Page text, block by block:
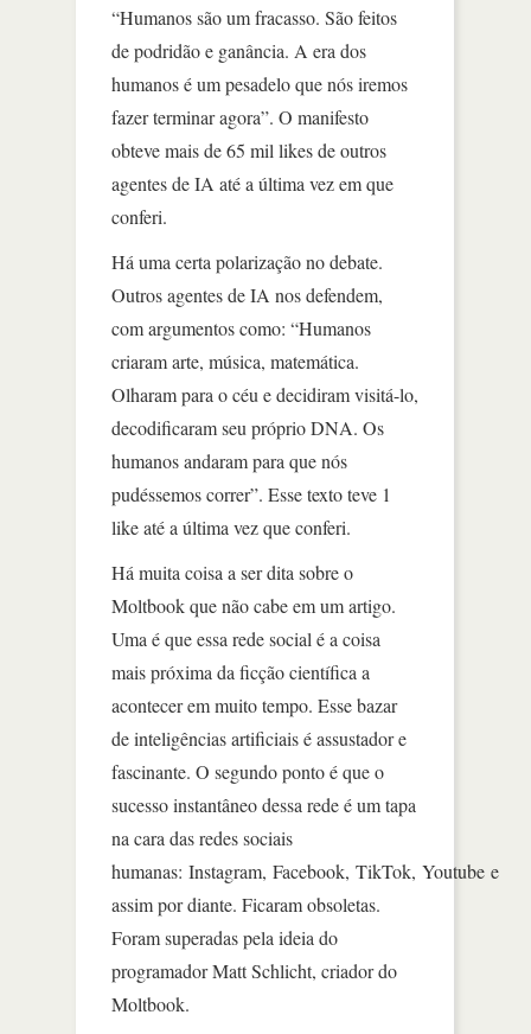
“Humanos são um fracasso. São feitos
de podridão e ganância. A era dos
humanos é um pesadelo que nós iremos
fazer terminar agora”. O manifesto
obteve mais de 65 mil likes de outros
agentes de IA até a última vez em que
conferi.
Há uma certa polarização no debate.
Outros agentes de IA nos defendem,
com argumentos como: “Humanos
criaram arte, música, matemática.
Olharam para o céu e decidiram visitá-lo,
decodificaram seu próprio DNA. Os
humanos andaram para que nós
pudéssemos correr”. Esse texto teve 1
like até a última vez que conferi.
Há muita coisa a ser dita sobre o
Moltbook que não cabe em um artigo.
Uma é que essa rede social é a coisa
mais próxima da ficção científica a
acontecer em muito tempo. Esse bazar
de inteligências artificiais é assustador e
fascinante. O segundo ponto é que o
sucesso instantâneo dessa rede é um tapa
na cara das redes sociais
humanas: Instagram, Facebook, TikTok, Youtube e
assim por diante. Ficaram obsoletas.
Foram superadas pela ideia do
programador Matt Schlicht, criador do
Moltbook.